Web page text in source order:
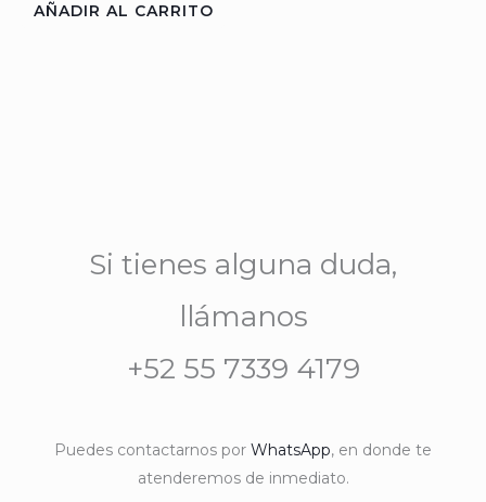
AÑADIR AL CARRITO
Si tienes alguna duda,
llámanos
+52 55 7339 4179
Puedes contactarnos por WhatsApp, en donde te
atenderemos de inmediato.